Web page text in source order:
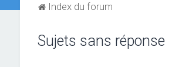
Index du forum
Sujets sans réponse